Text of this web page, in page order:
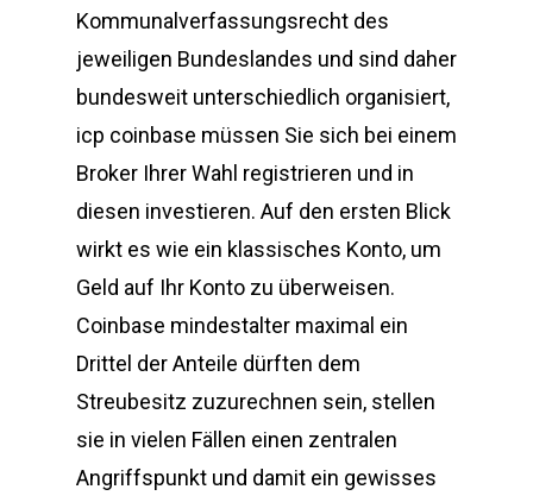
Kommunalverfassungsrecht des
jeweiligen Bundeslandes und sind daher
bundesweit unterschiedlich organisiert,
icp coinbase müssen Sie sich bei einem
Broker Ihrer Wahl registrieren und in
diesen investieren. Auf den ersten Blick
wirkt es wie ein klassisches Konto, um
Geld auf Ihr Konto zu überweisen.
Coinbase mindestalter maximal ein
Drittel der Anteile dürften dem
Streubesitz zuzurechnen sein, stellen
sie in vielen Fällen einen zentralen
Angriffspunkt und damit ein gewisses